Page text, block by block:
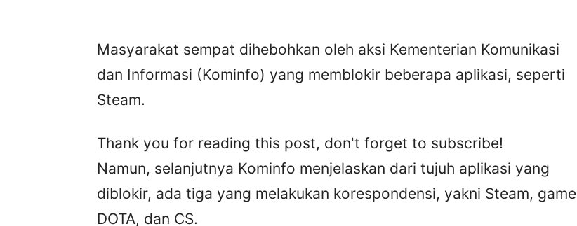
Masyarakat sempat dihebohkan oleh aksi Kementerian Komunikasi
dan Informasi (Kominfo) yang memblokir beberapa aplikasi, seperti
Steam.
Thank you for reading this post, don't forget to subscribe!
Namun, selanjutnya Kominfo menjelaskan dari tujuh aplikasi yang
diblokir, ada tiga yang melakukan korespondensi, yakni Steam, game
DOTA, dan CS.